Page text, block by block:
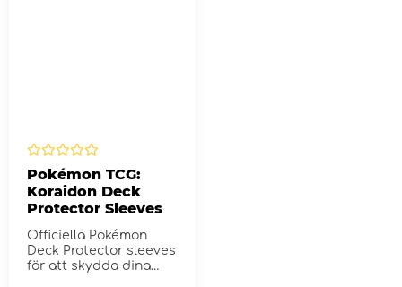
Pokémon TCG:
Koraidon Deck
Protector Sleeves
Officiella Pokémon
Deck Protector sleeves
för att skydda dina